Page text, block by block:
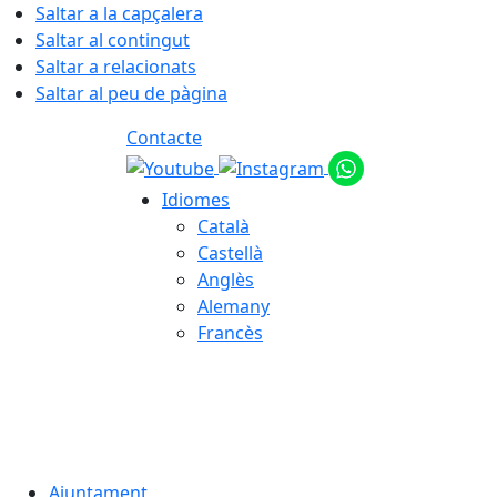
Saltar a la capçalera
Saltar al contingut
Saltar a relacionats
Saltar al peu de pàgina
Contacte
Idiomes
Català
Castellà
Anglès
Alemany
Francès